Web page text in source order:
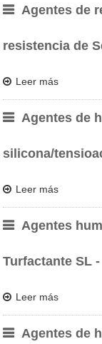
Agentes de
resistencia de
Leer más
Agentes de
silicona/
Leer más
Agentes
Turfactante SL -
Leer más
Agentes de